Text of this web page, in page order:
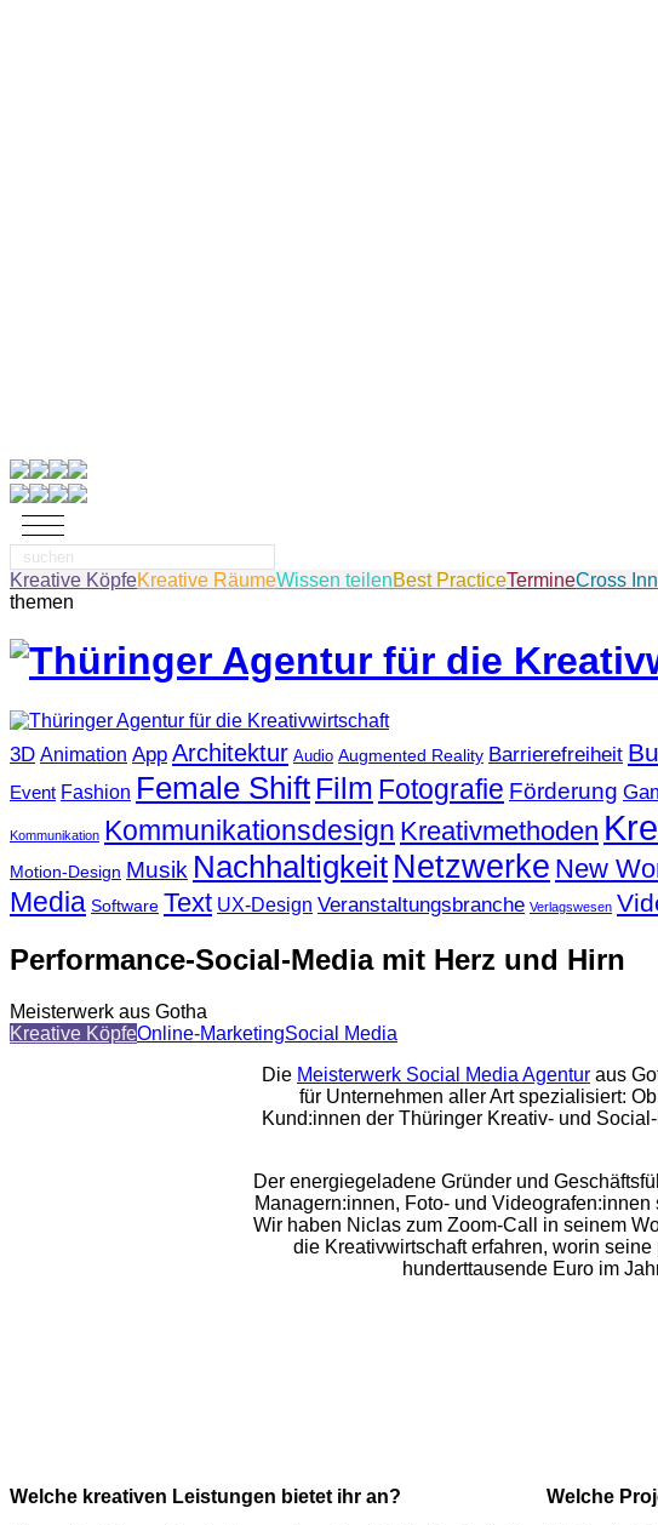
Suche
nach:
Kreative KöpfeKreative RäumeWissen teilenBest PracticeTermineCross
themen
3D Animation App Architektur Audio Augmented Reality Barrierefreiheit
Event Fashion Female Shift Film Fotografie Förderung
Kommunikation Kommunikationsdesign Kreativmethoden
Motion-Design Musik Nachhaltigkeit Netzwerke New
Media Software Text UX-Design Veranstaltungsbranche Verlagswesen
Performance-Social-Media mit Herz und Hirn
Meisterwerk aus Gotha
Kreative KöpfeOnline-MarketingSocial Media
Die Meisterwerk Social Media Agenturaus
für Unternehmen aller Art spezialisiert:
Kund:innen der Thüringer Kreativ- und
Der energiegeladene Gründer und
Managern:innen, Foto- und
Wir haben Niclas zum Zoom-Call in seinem
die Kreativwirtschaft erfahren, worin
hunderttausende Euro im
Welche kreativen Leistungen bietet ihr an?
Welche